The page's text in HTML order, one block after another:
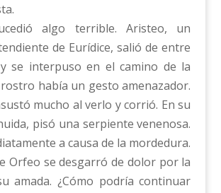
algo terrible. Aristeo, un
de Eurídice, salió de entre
se interpuso en el camino de la
había un gesto amenazador.
mucho al verlo y corrió. En su
pisó una serpiente venenosa.
a causa de la mordedura.
Orfeo se desgarró de dolor por la
amada. ¿Cómo podría continuar